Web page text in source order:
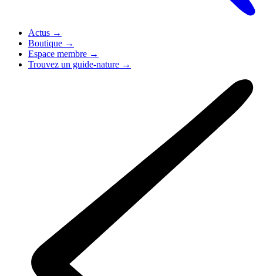
Actus →
Boutique →
Espace membre →
Trouvez un guide-nature →